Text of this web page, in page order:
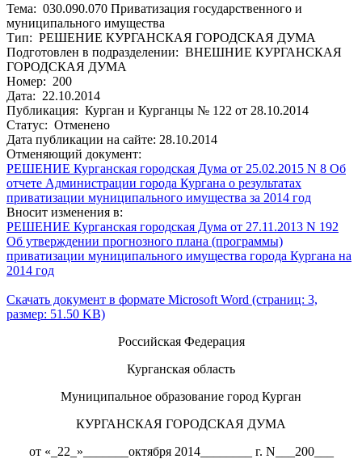
Тема: 030.090.070 Приватизация государственного и
муниципального имущества
Тип: РЕШЕНИЕ КУРГАНСКАЯ ГОРОДСКАЯ ДУМА
Подготовлен в подразделении: ВНЕШНИЕ КУРГАНСКАЯ
ГОРОДСКАЯ ДУМА
Номер: 200
Дата: 22.10.2014
Публикация: Курган и Курганцы № 122 от 28.10.2014
Статус: Отменено
Дата публикации на сайте: 28.10.2014
Отменяющий документ:
РЕШЕНИЕ Курганская городская Дума от 25.02.2015 N 8 Об
отчете Администрации города Кургана о результатах
приватизации муниципального имущества за 2014 год
Вносит изменения в:
РЕШЕНИЕ Курганская городская Дума от 27.11.2013 N 192
Об утверждении прогнозного плана (программы)
приватизации муниципального имущества города Кургана на
2014 год
Скачать документ в формате Microsoft Word (страниц: 3,
размер: 51.50 KB)
Российская Федерация
Курганская область
Муниципальное образование город Курган
КУРГАНСКАЯ ГОРОДСКАЯ ДУМА
от «_22_»_______октября 2014________ г. N___200___